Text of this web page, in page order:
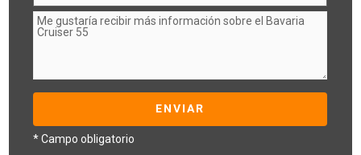
* Campo obligatorio